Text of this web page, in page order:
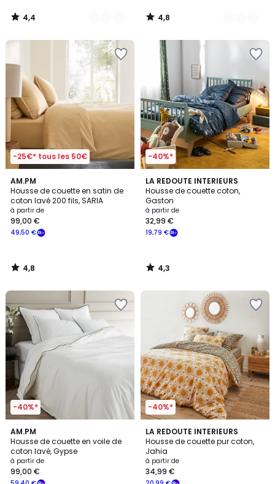
4,4
/
4,8
/
-25€* tous les 50€
AM.PM
Housse de couette en satin de
coton lavé 200 fils, SARIA
à partir de
49,50 €
99,00 €
4,8
/ 5
4,8
/
-40%*
LA REDOUTE INTERIEURS
Housse de couette coton,
Gaston
à partir de
19,79 €
32,99 €
4,3
/ 5
4,3
/
-40%*
AM.PM
Housse de couette en voile de
coton lavé, Gypse
à partir de
99,00 €
3,6
/ 5
7
Couleurs
-40%*
LA REDOUTE INTERIEURS
Housse de couette pur coton,
Jahia
à partir de
34,99 €
4,4
/ 5